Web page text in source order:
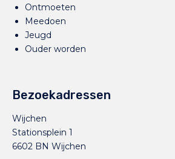
Ontmoeten
Meedoen
Jeugd
Ouder worden
Bezoekadressen
Wijchen
Stationsplein 1
6602 BN Wijchen